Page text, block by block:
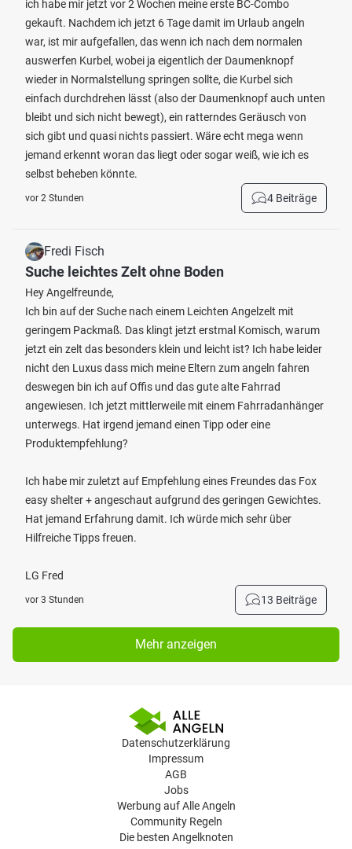
ich habe mir jetzt vor 2 Wochen meine erste BC-Combo
gekauft. Nachdem ich jetzt 6 Tage damit im Urlaub angeln
war, ist mir aufgefallen, das wenn ich nach dem normalen
auswerfen Kurbel, wobei ja eigentlich der Daumenknopf
wieder in Normalstellung springen sollte, die Kurbel sich
einfach durchdrehen lässt (also der Daumenknopf auch unten
bleibt und sich nicht bewegt), ein ratterndes Geräusch von
sich gibt und quasi nichts passiert. Wäre echt mega wenn
jemand erkennt woran das liegt oder sogar weiß, wie ich es
selbst beheben könnte.
vor 2 Stunden 4 Beiträge
Fredi Fisch
Suche leichtes Zelt ohne Boden
Hey Angelfreunde,
Ich bin auf der Suche nach einem Leichten Angelzelt mit
geringem Packmaß. Das klingt jetzt erstmal Komisch, warum
jetzt ein zelt das besonders klein und leicht ist? Ich habe leider
nicht den Luxus dass mich meine Eltern zum angeln fahren
deswegen bin ich auf Offis und das gute alte Fahrrad
angewiesen. Ich jetzt mittlerweile mit einem Fahrradanhänger
unterwegs. Hat irgend jemand einen Tipp oder eine
Produktempfehlung?
Ich habe mir zuletzt auf Empfehlung eines Freundes das Fox
easy shelter + angeschaut aufgrund des geringen Gewichtes.
Hat jemand Erfahrung damit. Ich würde mich sehr über
Hilfreiche Tipps freuen.
LG Fred
vor 3 Stunden 13 Beiträge
Mehr anzeigen
Datenschutzerklärung
Impressum
AGB
Jobs
Werbung auf Alle Angeln
Community Regeln
Die besten Angelknoten